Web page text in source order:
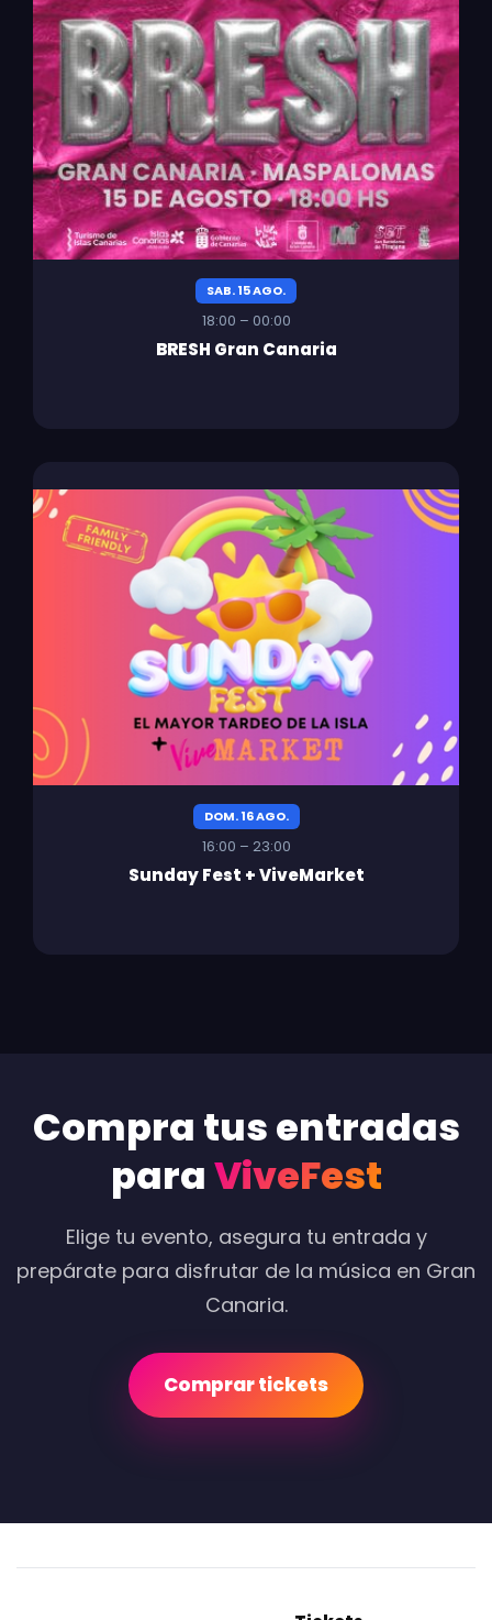
SAB. 15 AGO.
18:00 – 00:00
BRESH Gran Canaria
DOM. 16 AGO.
16:00 – 23:00
Sunday Fest + ViveMarket
Compra tus entradas
paraViveFest
Elige tu evento, asegura tu entrada y
prepárate para disfrutar de la música en Gran
Canaria.
Comprar tickets